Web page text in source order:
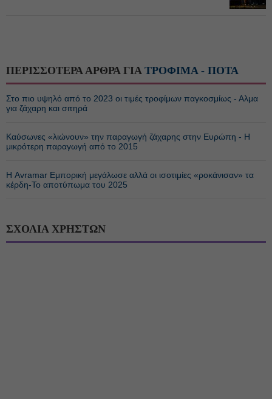
ΠΕΡΙΣΣΟΤΕΡΑ ΑΡΘΡΑ ΓΙΑ ΤΡΟΦΙΜΑ - ΠΟΤΑ
Στο πιο υψηλό από το 2023 οι τιμές τροφίμων παγκοσμίως - Αλμα
για ζάχαρη και σιτηρά
Καύσωνες «λιώνουν» την παραγωγή ζάχαρης στην Ευρώπη - Η
μικρότερη παραγωγή από το 2015
Η Avramar Εμπορική μεγάλωσε αλλά οι ισοτιμίες «ροκάνισαν» τα
κέρδη-Το αποτύπωμα του 2025
ΣΧΟΛΙΑ ΧΡΗΣΤΩΝ